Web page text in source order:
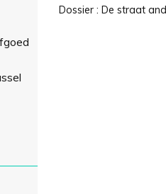
Dossier : De straat